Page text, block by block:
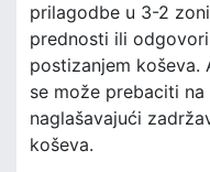
prilagodbe u 3-2
prednosti ili
postizanjem
se može prebaciti
naglašavajući
koševa.